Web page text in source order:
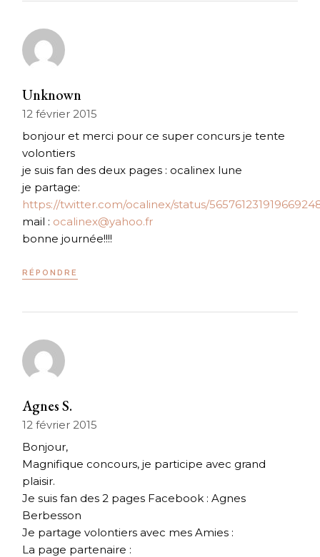
Unknown
12 février 2015
bonjour et merci pour ce super concurs je tente
volontiers
je suis fan des deux pages : ocalinex lune
je partage:
https://twitter.com/ocalinex/status/
mail : ocalinex@yahoo.fr
bonne journée!!!!
RÉPONDRE
Agnes S.
12 février 2015
Bonjour,
Magnifique concours, je participe avec grand
plaisir.
Je suis fan des 2 pages Facebook : Agnes
Berbesson
Je partage volontiers avec mes Amies :
La page partenaire :